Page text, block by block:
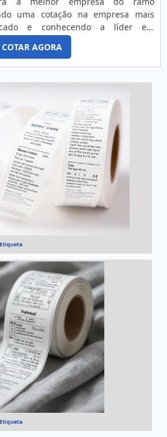
uma cotação na empresa mais
e conhecendo a líder em
lembrar que o produto deve
com empresas especializadas no
de cuidado ajuda a garantir a
COTAR AGORA